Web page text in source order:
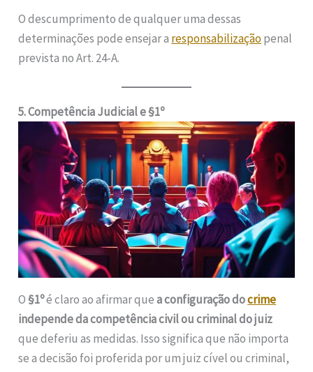
O descumprimento de qualquer uma dessas
determinações pode ensejar a responsabilizaçãopenal
prevista no Art. 24-A.
5. Competência Judicial e §1º
O§1ºé claro ao afirmar quea configuração docrime
independe da competência civil ou criminal do juiz
que deferiu as medidas. Isso significa que não importa
se a decisão foi proferida por um juiz cível ou criminal,